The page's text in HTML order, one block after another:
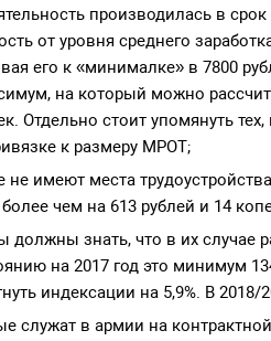
производилась в
от уровня среднего
его к «минималке» в 7800
на который можно
Отдельно стоит упомянуть
к размеру МРОТ;
имеют места
чем на 613 рублей и 14
должны знать, что в их случае
на 2017 год это минимум
индексации на 5,9%. В 2018/
служат в армии на